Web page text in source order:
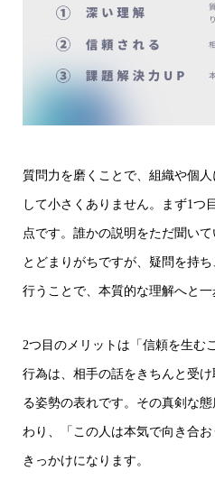
質問力を磨くことで、組織や個
して小さくありません。まず1つ
点です。誰かの説明をただ聞い
とどまりがちですが、疑問を持
行うことで、本質的な理解へと一
2つ目のメリットは「信頼を生む
行為は、相手の話をきちんと受
る姿勢の表れです。その真剣な
わり、「この人は本気で向き合
きっかけになります。